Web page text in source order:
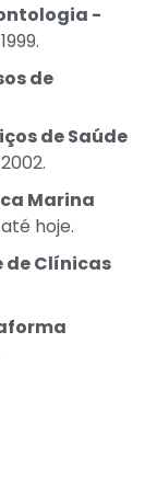
-
de
de Saúde
Marina
hoje.
de Clínicas